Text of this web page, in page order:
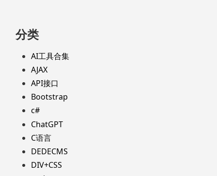
分类
AI工具合集
AJAX
API接口
Bootstrap
c#
ChatGPT
C语言
DEDECMS
DIV+CSS